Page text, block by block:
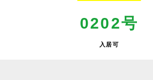
0202号
入居可